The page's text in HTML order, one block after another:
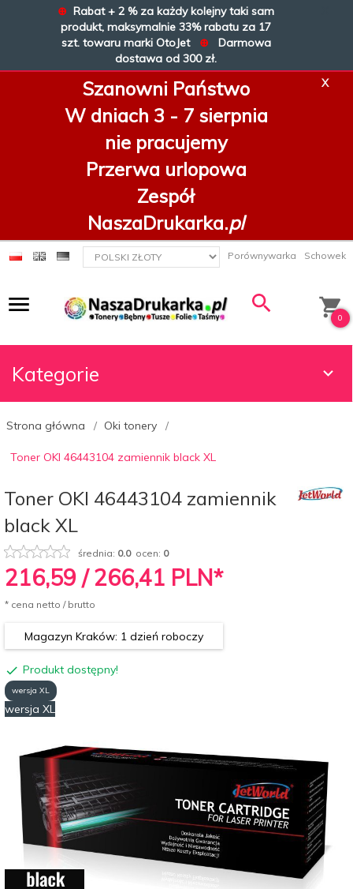
⊕ Rabat + 2 % za każdy kolejny taki sam
produkt, maksymalnie 33% rabatu za 17
szt. towaru marki OtoJet
⊕ Darmowa
dostawa od 300 zł.
Szanowni Państwo
W dniach 3 - 7 sierpnia
nie pracujemy
Przerwa urlopowa
Zespół
NaszaDrukarka.pl
X
currency_h Porównywarka Schowek
0
Kategorie
Strona główna Oki tonery
Toner OKI 46443104 zamiennik black XL
Toner OKI 46443104 zamiennik
black XL
średnia: 0.0ocen: 0
216,59 / 266,41 PLN*
* cena netto / brutto
Magazyn Kraków: 1 dzień roboczy
Produkt dostępny!
wersja XL
wersja XL